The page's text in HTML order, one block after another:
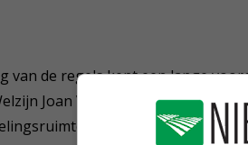
van de regels kent een lange
Joan Veldhuizen op, toen er
voor veehouderijen.